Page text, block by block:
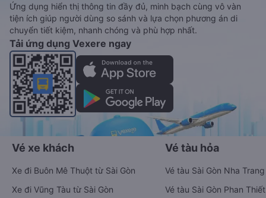
Ứng dụng hiển thị thông tin đầy đủ, minh bạch cùng vô vàn
tiện ích giúp người dùng so sánh và lựa chọn phương án di
chuyển tiết kiệm, nhanh chóng và phù hợp nhất.
Tải ứng dụng Vexere ngay
Vé xe khách
Xe đi Buôn Mê Thuột từ Sài Gòn
Xe đi Vũng Tàu từ Sài Gòn
Vé tàu hỏa
Vé tàu Sài Gòn Nha Trang
Vé tàu Sài Gòn Phan Thiết